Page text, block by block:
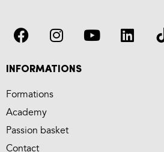
INFORMATIONS
Formations
Academy
Passion basket
Contact